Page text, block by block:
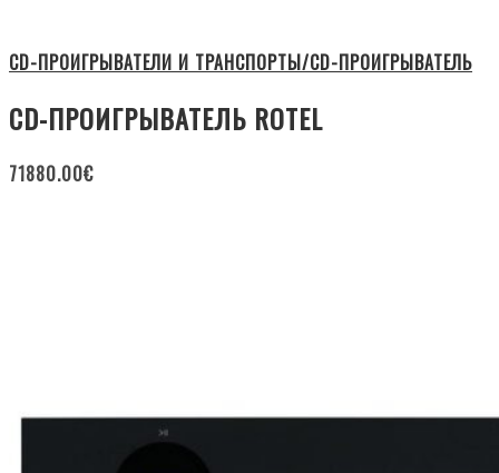
CD-ПРОИГРЫВАТЕЛИ И ТРАНСПОРТЫ/CD-ПРОИГРЫВАТЕЛЬ
CD-ПРОИГРЫВАТЕЛЬ ROTEL
71880.00€